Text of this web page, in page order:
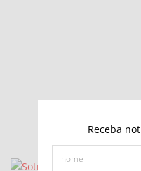
Receba